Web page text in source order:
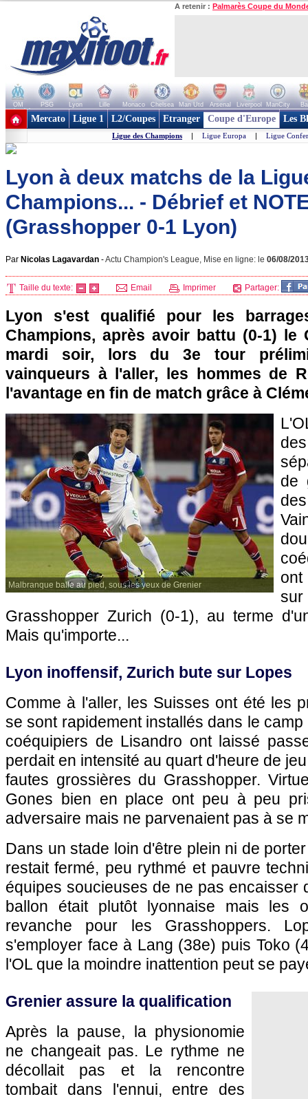
A retenir : Palmarès Coupe du
OM PSG Lyon Lille Monaco Chelsea Man Utd Arsenal Liverpool ManCity
+ de clubs
Mercato Ligue 1 L2/Coupes Etranger Coupe d'Europe Les
Ligue des Champions | Ligue Europa | Ligue
Lyon à deux matchs de la
Champions... - Débrief et
(Grasshopper 0-1 Lyon)
Par Nicolas Lagavardan -Actu Champion's League, Mise en ligne: le 06/08/
Taille du texte: Email Imprimer Partager:
Lyon s'est qualifié pour les
Champions, après avoir battu (0-1) le
mardi soir, lors du 3e tour
vainqueurs à l'aller, les hommes de
l'avantage en fin de match grâce à
Malbranque balle au pied, sous les yeux de Grenier
de
Grasshopper Zurich (0-1), au terme
Mais qu'importe...
Lyon inoffensif, Zurich bute sur Lopes
Comme à l'aller, les Suisses ont été les
se sont rapidement installés dans le
coéquipiers de Lisandro ont laissé
perdait en intensité au quart d'heure de
fautes grossières du Grasshopper.
Gones bien en place ont peu à peu
adversaire mais ne parvenaient pas à se
Dans un stade loin d'être plein ni de
restait fermé, peu rythmé et pauvre
équipes soucieuses de ne pas encaisser
ballon était plutôt lyonnaise mais les
revanche pour les Grasshoppers.
s'employer face à Lang (38e) puis Toko
l'OL que la moindre inattention peut se
Grenier assure la qualification
Après la pause, la physionomie
ne changeait pas. Le rythme ne
décollait pas et la rencontre
tombait dans l'ennui, entre des